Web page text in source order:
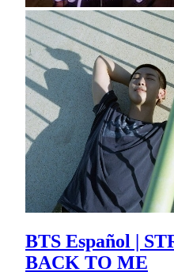
BTS Español |
BACK TO ME